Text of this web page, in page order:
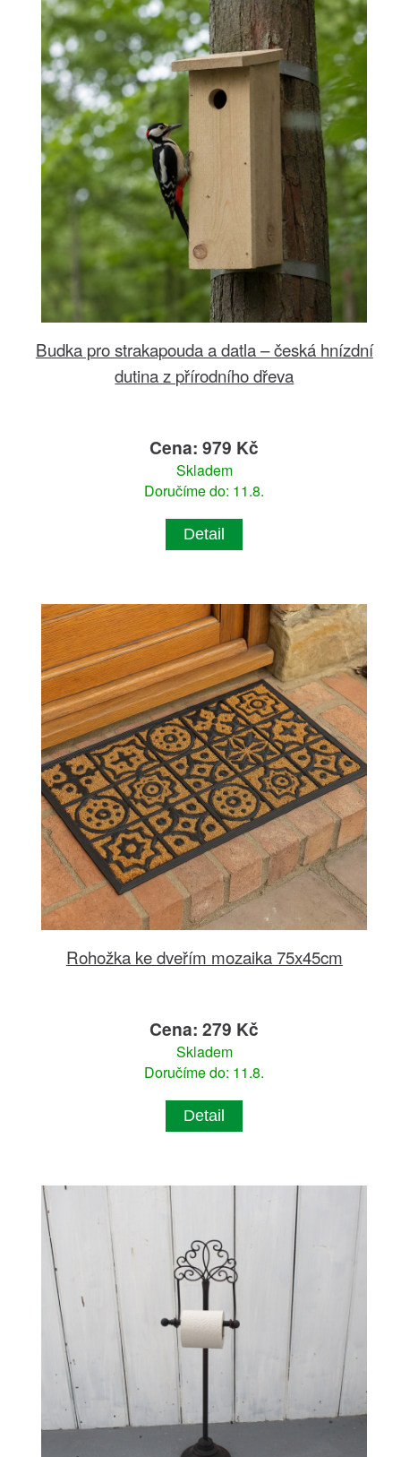
Budka pro strakapouda a datla – česká hnízdní
dutina z přírodního dřeva
Cena: 979 Kč
Skladem
Doručíme do: 11.8.
Detail
Rohožka ke dveřím mozaika 75x45cm
Cena: 279 Kč
Skladem
Doručíme do: 11.8.
Detail